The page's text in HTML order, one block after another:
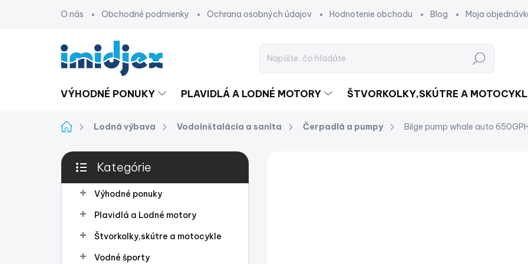
O nás Obchodné podmienky Ochrana osobných údajov Hodnotenie obchodu Blog Moja
Hľadať
VÝHODNÉ PONUKY PLAVIDLÁ A LODNÉ MOTORY ŠTVORKOLKY,SKÚTRE A
DomovLodná výbava Vodoinštalácia a sanita Čerpadlá a pumpy Bilge pump whale auto 650GPH
B
č
Preskočiť
kategórie
Kategórie
Výhodné ponuky
Plavidlá a Lodné motory
Štvorkolky,skútre a motocykle
Vodné športy